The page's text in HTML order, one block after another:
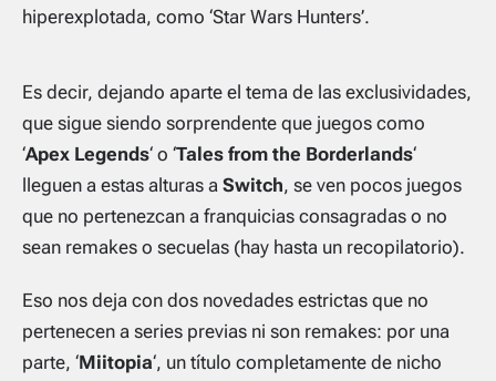
hiperexplotada, como ‘Star Wars Hunters’.
Es decir, dejando aparte el tema de las exclusividades,
que sigue siendo sorprendente que juegos como
‘Apex Legends‘ o ‘Tales from the Borderlands‘
lleguen a estas alturas a Switch, se ven pocos juegos
que no pertenezcan a franquicias consagradas o no
sean remakes o secuelas (hay hasta un recopilatorio).
Eso nos deja con dos novedades estrictas que no
pertenecen a series previas ni son remakes: por una
parte, ‘Miitopia‘, un título completamente de nicho